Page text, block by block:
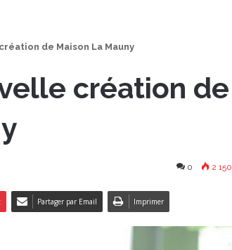
de Maison La Mauny
création de
0 2 150
Partager par Email Imprimer